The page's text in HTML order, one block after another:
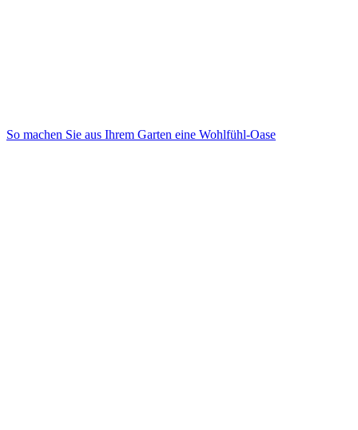
So machen Sie aus Ihrem Garten eine Wohlfühl-Oase